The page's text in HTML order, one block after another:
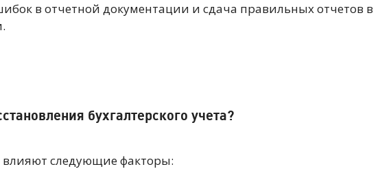
в отчетной документации и сдача правильных отчетов в
бухгалтерского учета?
влияют следующие факторы: